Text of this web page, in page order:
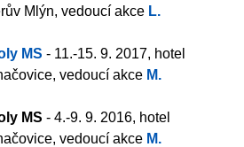
Mlýn, vedoucí akce L.
MS - 11.-15. 9. 2017, hotel
vedoucí akce M.
MS - 4.-9. 9. 2016, hotel
vedoucí akce M.